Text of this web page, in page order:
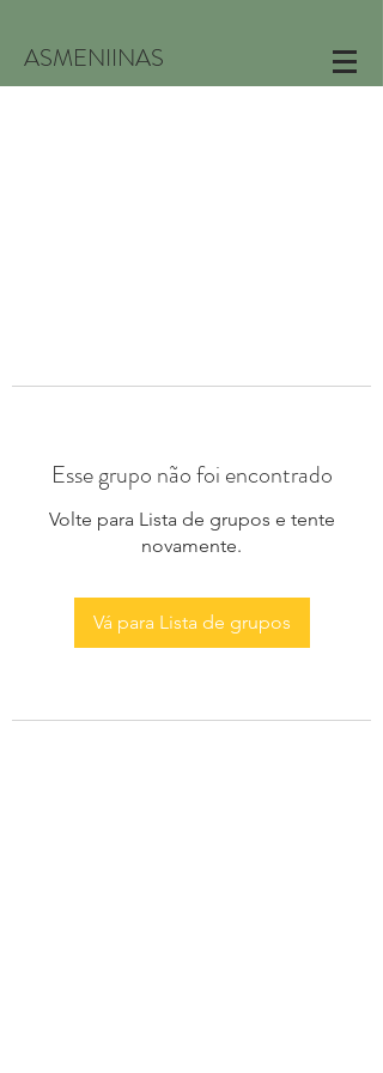
ASMENIINAS
Esse grupo não foi encontrado
Volte para Lista de grupos e tente
novamente.
Vá para Lista de grupos